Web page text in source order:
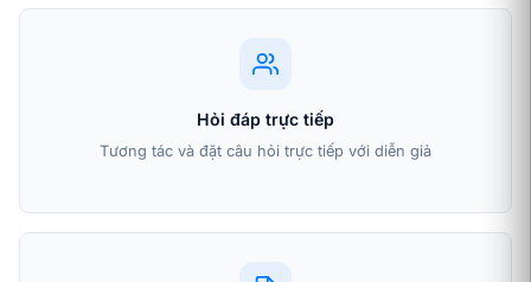
Hỏi đáp trực tiếp
Tương tác và đặt câu hỏi trực tiếp với diễn giả